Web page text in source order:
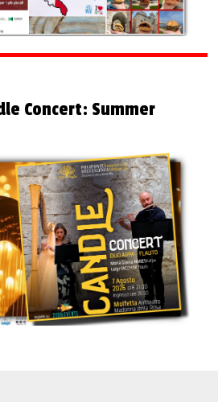
Concert: Summer